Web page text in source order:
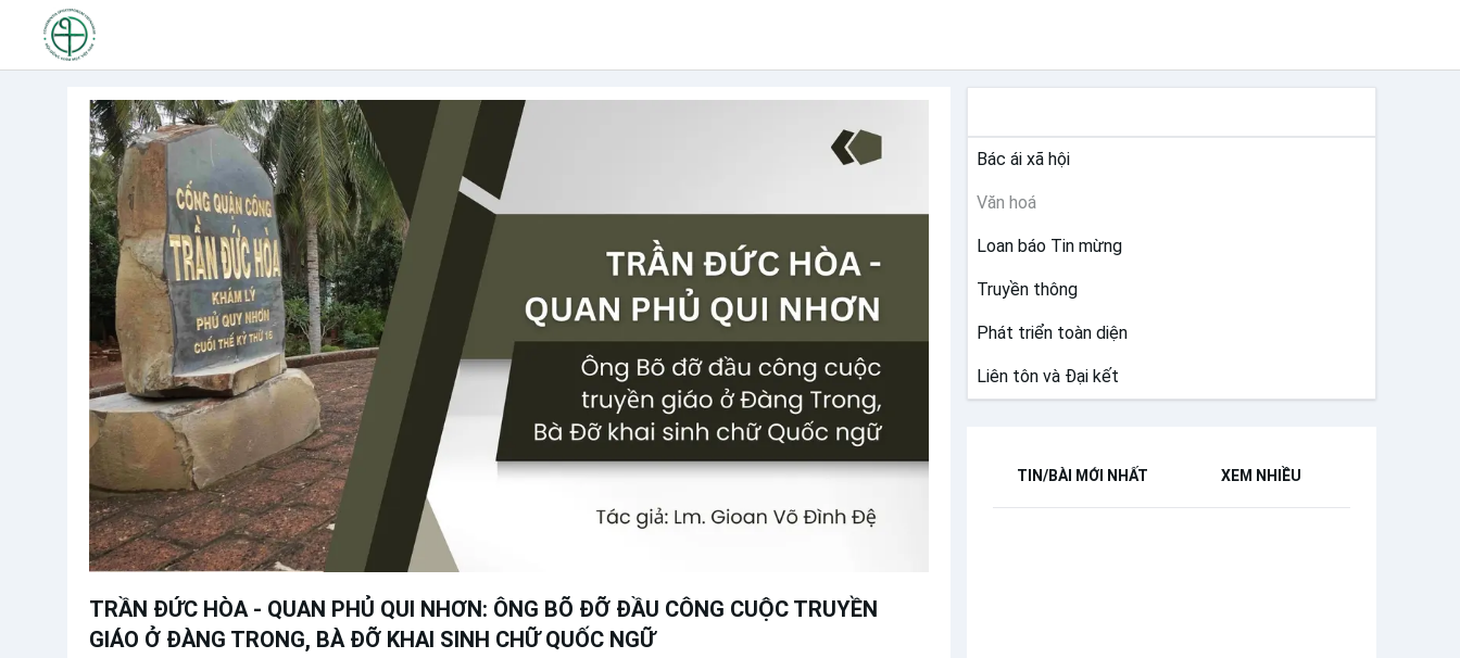
TRẦN ĐỨC HÒA - QUAN PHỦ QUI NHƠN: ÔNG BÕ ĐỠ ĐẦU CÔNG CUỘC TRUYỀN
GIÁO Ở ĐÀNG TRONG, BÀ ĐỠ KHAI SINH CHỮ QUỐC NGỮ
Bác ái xã hội
Văn hoá
Loan báo Tin mừng
Truyền thông
Phát triển toàn diện
Liên tôn và Đại kết
TIN/BÀI MỚI NHẤT XEM NHIỀU